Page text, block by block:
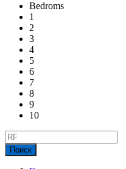
Bedroms
1
2
3
4
5
6
7
8
9
10